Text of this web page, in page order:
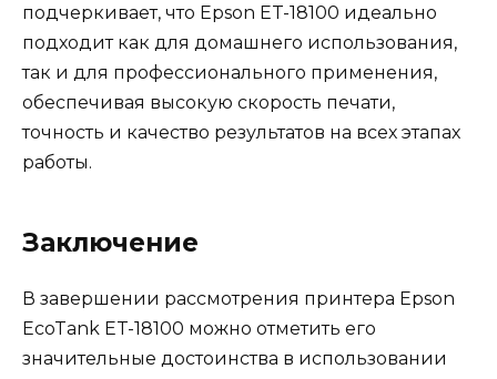
подчеркивает, что Epson ET-18100 идеально
подходит как для домашнего использования,
так и для профессионального применения,
обеспечивая высокую скорость печати,
точность и качество результатов на всех этапах
работы.
Заключение
В завершении рассмотрения принтера Epson
EcoTank ET-18100 можно отметить его
значительные достоинства в использовании